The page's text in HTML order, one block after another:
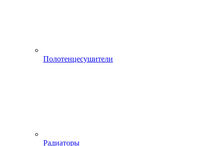
Полотенцесушители
Радиаторы